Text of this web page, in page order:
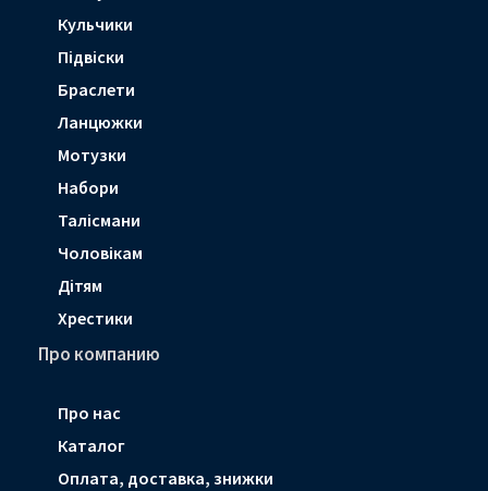
Кульчики
Підвіски
Браслети
Ланцюжки
Мотузки
Набори
Талісмани
Чоловікам
Дітям
Хрестики
Про компанию
Про нас
Каталог
Оплата, доставка, знижки